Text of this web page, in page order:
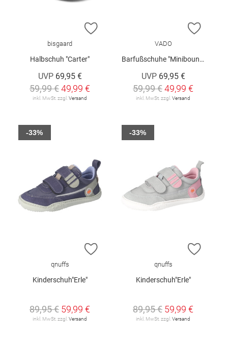
ZUR WUNSCHLISTE HINZUFÜGEN
bisgaard
Halbschuh "Carter"
UVP 69,95 €
59,99 €49,99 €
inkl. MwSt. zzgl. Versand
ZUR
VADO
Barfußschuhe "Minibounce"
UVP 69,95 €
59,99 €49,99 €
inkl. MwSt. zzgl. Versand
ZUR WUNSCHLISTE HINZUFÜGEN
qnuffs
Kinderschuh"Erle"
89,95 € 59,99 €
inkl. MwSt. zzgl. Versand
-33%
ZUR
qnuffs
Kinderschuh"Erle"
89,95 € 59,99 €
inkl. MwSt. zzgl. Versand
-33%